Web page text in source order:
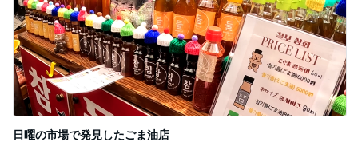
日曜の市場で発見したごま油店